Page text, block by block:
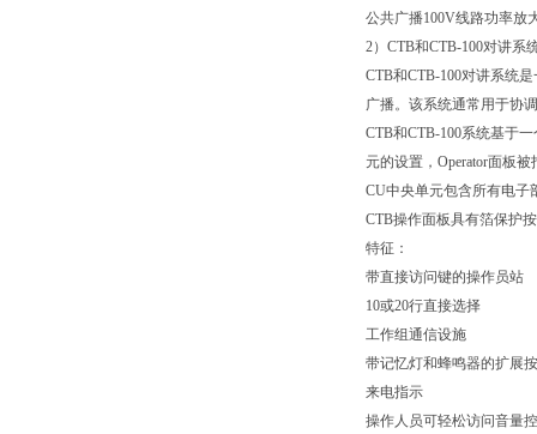
公共广播100V线路功率放
2） CTB和CTB-100对讲系
CTB和CTB-100对讲系统
广播。该系统通常用于协
CTB和CTB-100系统基于
元的设置， Operator面板被
CU中央单元包含所有电子
CTB操作面板具有箔保护
特征：
带直接访问键的操作员站
10或20行直接选择
工作组通信设施
带记忆灯和蜂鸣器的扩展
来电指示
操作人员可轻松访问音量